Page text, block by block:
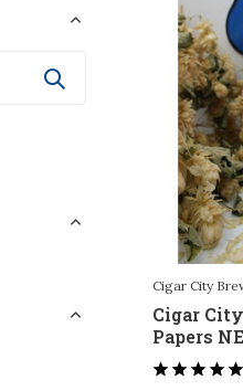
Cigar City
Cigar
Papers